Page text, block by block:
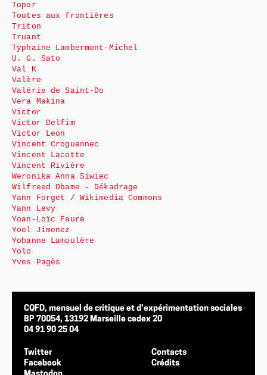
Topor
Toutes aux frontières
Triton
Truant
Typhaine Lambermont-Michel
U. G. Sato
Val K
Valère
Valérie de Saint-Do
Vera Makina
Victor
Victor Delfim
Victor Leon
Vincent Croguennec
Vincent Lacotte
Vincent Rivière
Weronika Anna Siwiec
Wilfreed Obame – Dékadrage
Yann Forget / Wikimedia Commons
Yann Levy
Yoan-Loïc Faure
Yoel Jimenez
Yohanne Lamoulère
Yolo
Yves Pagès
CQFD, mensuel de critique et d’expérimentation sociales
BP 70054, 13192 Marseille cedex 20
04 91 90 25 04
Twitter
Facebook
Contacts
Crédits